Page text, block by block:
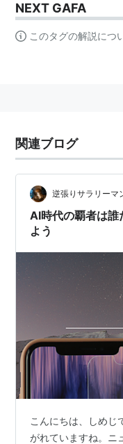
NEXT GAFA
このタグの解説につ
関連ブログ
逆張りサラリーマ
AI時代の覇者は
よう
こんにちは、しめじ
がれていますね。ニ